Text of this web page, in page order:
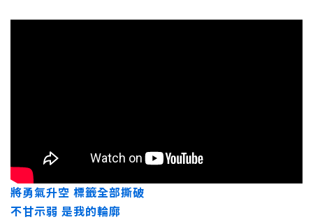
將勇氣升空 標籤全部撕破
不甘示弱 是我的輪廓